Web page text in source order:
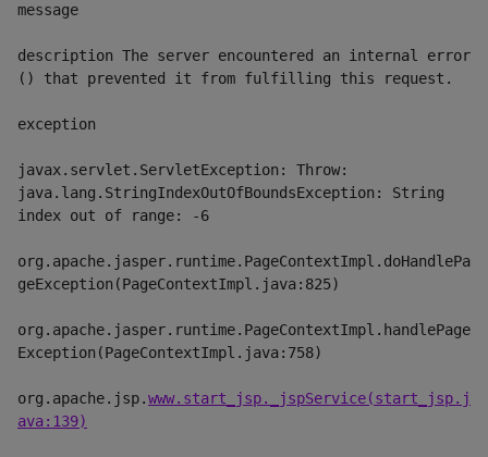
message
description The server encountered an internal error
() that prevented it from fulfilling this request.
exception
javax.servlet.ServletException: Throw:
java.lang.StringIndexOutOfBoundsException: String
index out of range: -6
org.apache.jasper.runtime.PageContextImpl.doHandlePa
geException(PageContextImpl.java:825)
org.apache.jasper.runtime.PageContextImpl.handlePage
Exception(PageContextImpl.java:758)
org.apache.jsp.www.start_jsp._jspService(start_jsp.j
ava:139)